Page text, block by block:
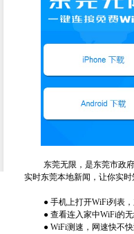
东莞无限，是东莞市政府
实时东莞本地新闻，让你实
● 手机上打开WiFi列表
● 查看连入家中WiFi的
● WiFi测速，网速快不